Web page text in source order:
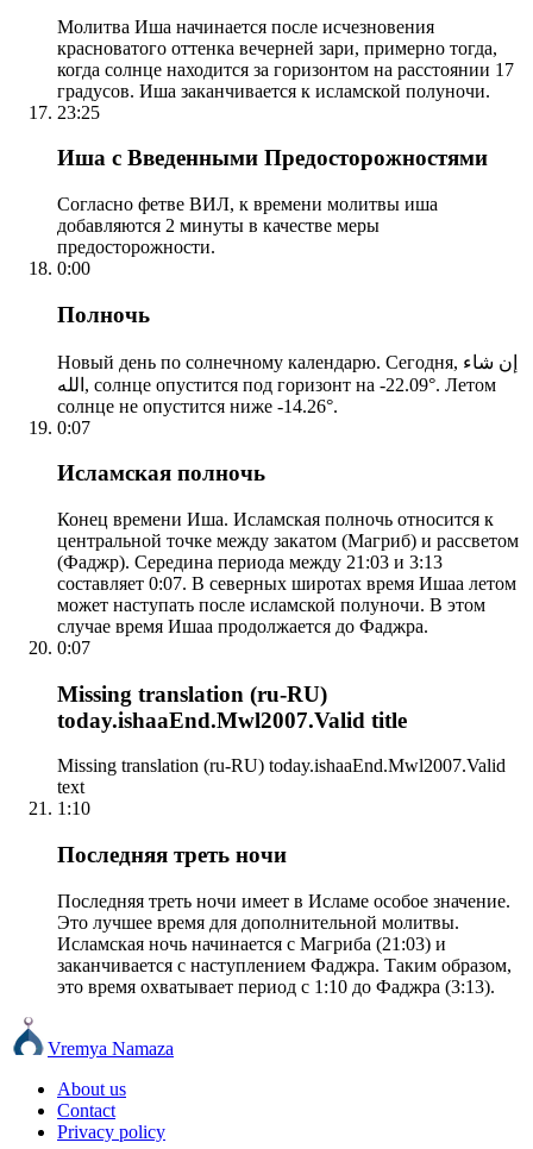
Молитва Иша начинается после исчезновения
красноватого оттенка вечерней зари, примерно тогда,
когда солнце находится за горизонтом на расстоянии 17
градусов. Иша заканчивается к исламской полуночи.
23:25
Иша с Введенными Предосторожностями
Согласно фетве ВИЛ, к времени молитвы иша
добавляются 2 минуты в качестве меры
предосторожности.
0:00
Полночь
Новый день по солнечному календарю. Сегодня, إن شاء
الله, солнце опустится под горизонт на -22.09°. Летом
солнце не опустится ниже -14.26°.
0:07
Исламская полночь
Конец времени Иша. Исламская полночь относится к
центральной точке между закатом (Магриб) и рассветом
(Фаджр). Середина периода между 21:03 и 3:13
составляет 0:07. В северных широтах время Ишаа летом
может наступать после исламской полуночи. В этом
случае время Ишаа продолжается до Фаджра.
0:07
Missing translation (ru-RU)
today.ishaaEnd.Mwl2007.Valid title
Missing translation (ru-RU) today.ishaaEnd.Mwl2007.Valid
text
1:10
Последняя треть ночи
Последняя треть ночи имеет в Исламе особое значение.
Это лучшее время для дополнительной молитвы.
Исламская ночь начинается с Магриба (21:03) и
заканчивается с наступлением Фаджра. Таким образом,
это время охватывает период с 1:10 до Фаджра (3:13).
Vremya Namaza
About us
Contact
Privacy policy